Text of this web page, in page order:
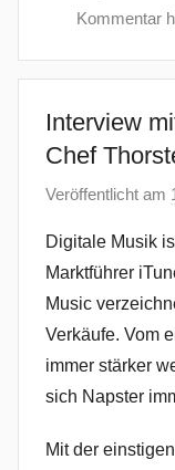
Kommentar
Interview
Chef
Veröffentlicht am
Digitale Musik
Marktführer
Music
Verkäufe. Vom
immer stärker
sich Napster
Mit der